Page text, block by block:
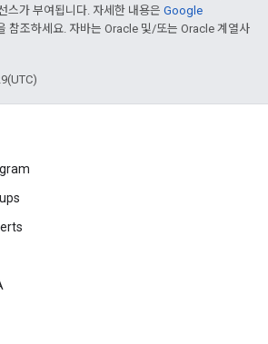
스가 부여됩니다. 자세한 내용은 Google
참조하세요. 자바는 Oracle 및/또는 Oracle 계열사